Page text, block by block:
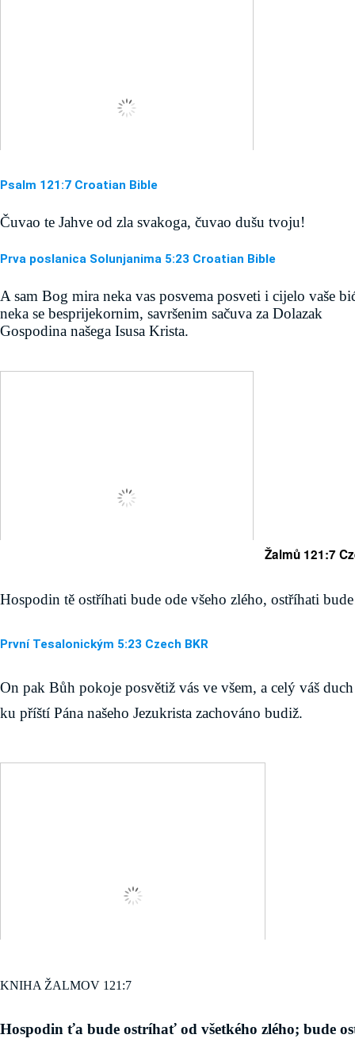
Psalm 121:7 Croatian Bible
Čuvao te Jahve od zla svakoga, čuvao dušu tvoju!
Prva poslanica Solunjanima 5:23 Croatian Bible
A sam Bog mira neka vas posvema posveti i cijelo vaše
neka se besprijekornim, savršenim sačuva za Dolazak
Gospodina našega Isusa Krista.
Žalmů 121:7
Hospodin tě ostříhati bude ode všeho zlého, ostříhati
První Tesalonickým 5:23 Czech BKR
On pak Bůh pokoje posvětiž vás ve všem, a celý váš
ku příští Pána našeho Jezukrista zachováno budiž.
KNIHA ŽALMOV 121:7
Hospodin ťa bude ostríhať od všetkého zlého; bude